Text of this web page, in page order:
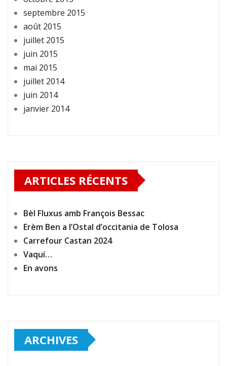
septembre 2015
août 2015
juillet 2015
juin 2015
mai 2015
juillet 2014
juin 2014
janvier 2014
ARTICLES RÉCENTS
Bèl Fluxus amb François Bessac
Erèm Ben a l’Ostal d’occitania de Tolosa
Carrefour Castan 2024
Vaquí…
En avons
ARCHIVES